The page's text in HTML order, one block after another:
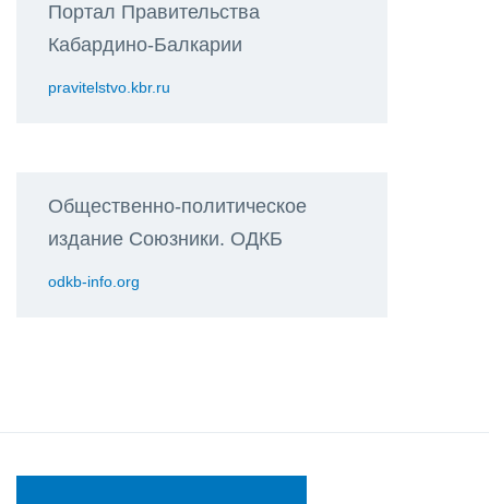
Портал Правительства
Кабардино-Балкарии
pravitelstvo.kbr.ru
Общественно-политическое
издание Союзники. ОДКБ
odkb-info.org